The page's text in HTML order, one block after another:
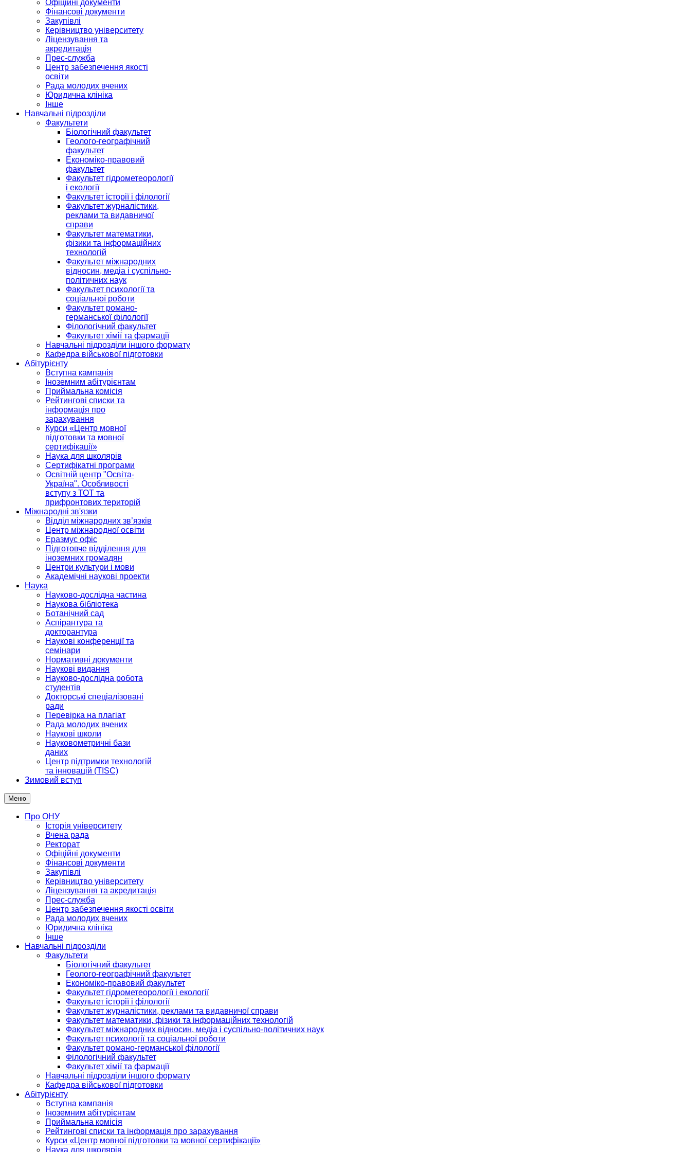
Офіційні документи
Фінансові документи
Закупівлі
Керівництво університету
Ліцензування та
акредитація
Прес-служба
Центр забезпечення якості
освіти
Рада молодих вчених
Юридична клініка
Інше
Навчальні підрозділи
Факультети
Біологічний факультет
Геолого-географічний
факультет
Економіко-правовий
факультет
Факультет гідрометеорології
і екології
Факультет історії і філології
Факультет журналістики,
реклами та видавничої
справи
Факультет математики,
фізики та інформаційних
технологій
Факультет міжнародних
відносин, медіа і суспільно-
політичних наук
Факультет психології та
соціальної роботи
Факультет романо-
германської філології
Філологічний факультет
Факультет хімії та фармації
Навчальні підрозділи іншого формату
Кафедра військової підготовки
Абітурієнту
Вступна кампанія
Іноземним абітурієнтам
Приймальна комісія
Рейтингові списки та
інформація про
зарахування
Курси «Центр мовної
підготовки та мовної
сертифікації»
Наука для школярів
Сертифікатні програми
Освітній центр "Освіта-
Україна". Особливості
вступу з ТОТ та
прифронтових територій
Міжнародні зв'язки
Відділ міжнародних зв’язків
Центр міжнародної освіти
Еразмус офіс
Підготовче відділення для
іноземних громадян
Центри культури і мови
Академічні наукові проекти
Наука
Науково-дослідна частина
Наукова бібліотека
Ботанічний сад
Аспірантура та
докторантура
Наукові конференції та
семінари
Нормативні документи
Наукові видання
Науково-дослідна робота
студентів
Докторські спеціалізовані
ради
Перевірка на плагіат
Рада молодих вчених
Наукові школи
Науковометричні бази
даних
Центр підтримки технологій
та інновацій (TISC)
Зимовий вступ
Меню
Про ОНУ
Історія університету
Вчена рада
Ректорат
Офіційні документи
Фінансові документи
Закупівлі
Керівництво університету
Ліцензування та акредитація
Прес-служба
Центр забезпечення якості освіти
Рада молодих вчених
Юридична клініка
Інше
Навчальні підрозділи
Факультети
Біологічний факультет
Геолого-географічний факультет
Економіко-правовий факультет
Факультет гідрометеорології і екології
Факультет історії і філології
Факультет журналістики, реклами та видавничої справи
Факультет математики, фізики та інформаційних технологій
Факультет міжнародних відносин, медіа і суспільно-політичних наук
Факультет психології та соціальної роботи
Факультет романо-германської філології
Філологічний факультет
Факультет хімії та фармації
Навчальні підрозділи іншого формату
Кафедра військової підготовки
Абітурієнту
Вступна кампанія
Іноземним абітурієнтам
Приймальна комісія
Рейтингові списки та інформація про зарахування
Курси «Центр мовної підготовки та мовної сертифікації»
Наука для школярів